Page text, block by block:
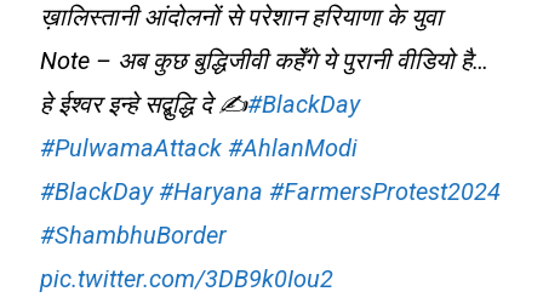
ख़ालिस्तानी आंदोलनों से परेशान हरियाणा के युवा
Note – अब कुछ बुद्धिजीवी कहेँगे ये पुरानी वीडियो है…
हे ईश्वर इन्हे सद्बुद्धि दे ✍️#BlackDay
#PulwamaAttack #AhlanModi
#BlackDay #Haryana #FarmersProtest2024
#ShambhuBorder
pic.twitter.com/3DB9k0Iou2